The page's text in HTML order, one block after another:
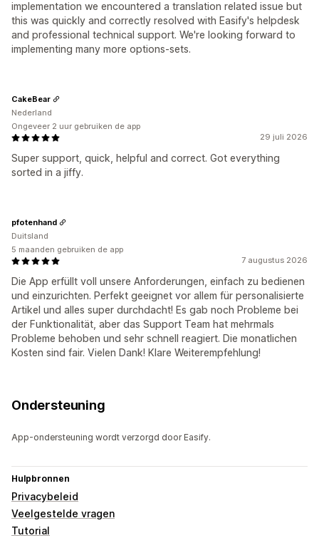
implementation we encountered a translation related issue but
this was quickly and correctly resolved with Easify's helpdesk
and professional technical support. We're looking forward to
implementing many more options-sets.
29 juli 2026
Super support, quick, helpful and correct. Got everything
sorted in a jiffy.
CakeBear
Nederland
Ongeveer 2 uur gebruiken de app
7 augustus 2026
Die App erfüllt voll unsere Anforderungen, einfach zu bedienen
und einzurichten. Perfekt geeignet vor allem für personalisierte
Artikel und alles super durchdacht! Es gab noch Probleme bei
der Funktionalität, aber das Support Team hat mehrmals
Probleme behoben und sehr schnell reagiert. Die monatlichen
Kosten sind fair. Vielen Dank! Klare Weiterempfehlung!
pfotenhand
Duitsland
5 maanden gebruiken de app
Ondersteuning
App-ondersteuning wordt verzorgd door Easify.
Hulpbronnen
Privacybeleid
Veelgestelde vragen
Tutorial